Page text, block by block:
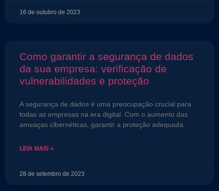
16 de outubro de 2023
Como garantir a segurança de dados
da sua empresa: verificação de
vulnerabilidades e proteção
A segurança de dados é uma preocupação crucial para
todas as empresas na era digital. Com o aumento das
ameaças cibernéticas, garantir a proteção adequada
LEIA MAIS »
28 de setembro de 2023